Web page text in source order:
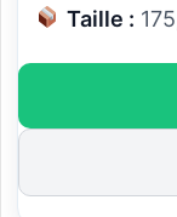
Taille :